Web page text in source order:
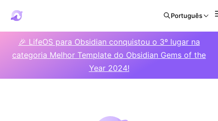
Português
🎉 LifeOS para Obsidian conquistou o 3º lugar na
categoria Melhor Template do Obsidian Gems of the
Year 2024!